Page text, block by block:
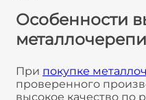
Особенности
При покупке
проверенного
высокое качество по